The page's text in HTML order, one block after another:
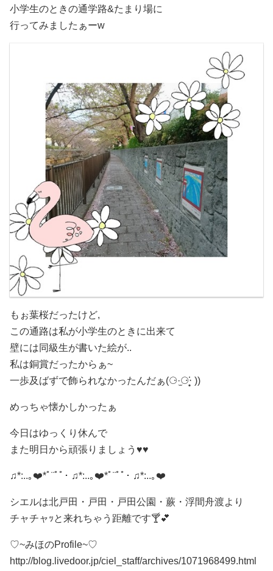
小学生のときの通学路&たまり場に
行ってみましたぁーw
もぉ葉桜だったけど,
この通路は私が小学生のときに出来て
壁には同級生が書いた絵が..
私は銅賞だったからぁ~
一歩及ばずで飾られなかったんだぁ(⚆·̫⚆‧̣̥̇ ))
めっちゃ懐かしかったぁ
今日はゆっくり休んで
また明日から頑張りましょう♥️♥️
♫*:..｡❤️*ﾟ¨ﾟﾟ･ ♫*:..｡❤️*ﾟ¨ﾟﾟ･ ♫*:..｡❤️
シエルは北戸田・戸田・戸田公園・蕨・浮間舟渡より
チャチャｯと来れちゃう距離です🍸💕
♡ ~みほのProfile~♡
http://blog.livedoor.jp/ciel_staff/archives/1071968499.html